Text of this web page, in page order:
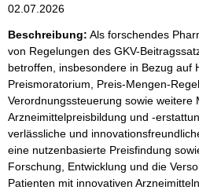
02.07.2026
Beschreibung: Als forschendes
von Regelungen des GKV-
betroffen, insbesondere in Bezug auf
Preismoratorium, Preis-Mengen-
Verordnungssteuerung sowie weitere
Arzneimittelpreisbildung und -
verlässliche und
eine nutzenbasierte Preisfindung
Forschung, Entwicklung und die
Patienten mit innovativen Arzneimitteln